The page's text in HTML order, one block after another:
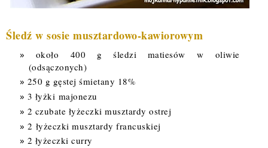
Śledź w sosie musztardowo-kawiorowym
około 400 g śledzi matiesów w oliwie
(odsączonych)
250 g gęstej śmietany 18%
3 łyżki majonezu
2 czubate łyżeczki musztardy ostrej
2 łyżeczki musztardy francuskiej
2 łyżeczki curry